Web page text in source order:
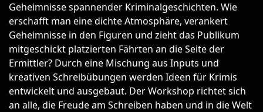
Geheimnisse spannender Kriminalgeschichten. Wie
erschafft man eine dichte Atmosphäre, verankert
Geheimnisse in den Figuren und zieht das Publikum
mitgeschickt platzierten Fährten an die Seite der
Ermittler? Durch eine Mischung aus Inputs und
kreativen Schreibübungen werden Ideen für Krimis
entwickelt und ausgebaut. Der Workshop richtet sich
an alle, die Freude am Schreiben haben und in die Welt